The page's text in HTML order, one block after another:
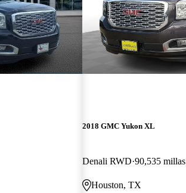
2018 GMC Yukon XL
Denali RWD 90,535 millas
Houston, TX